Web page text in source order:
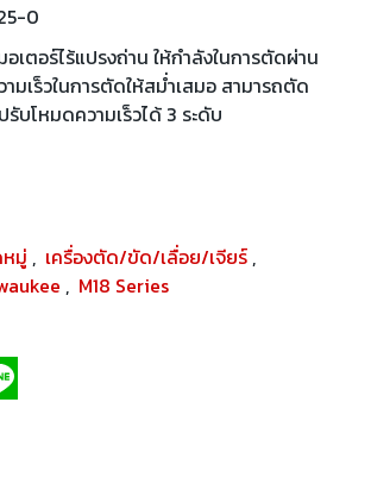
0
อเตอร์ไร้แปรงถ่าน ให้กำลังในการตัดผ่าน
มเร็วในการตัดให้สม่ำเสมอ สามารถตัด
บโหมดความเร็วได้ 3 ระดับ
มู่ , เครื่องตัด/ขัด/เลื่อย/เจียร์ ,
, M18 Series